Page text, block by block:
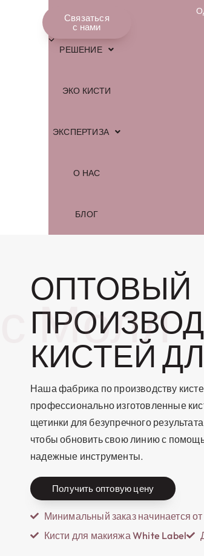
МАГАЗИН
РЕШЕНИЕ
ЭКО КИСТИ
ЭКСПЕРТИЗА
О НАС
БЛОГ
Связаться
с нами
Русский
ОПТОВЫЙ
КИСТЕЙ
Молл
Наша фабрика по производству
профессионально изготовленные
щетинки для безупречного
чтобы обновить свою линию с
надежные инструменты.
Получить оптовую цену
Минимальный заказ начинается
Кисти для макияжа White Label